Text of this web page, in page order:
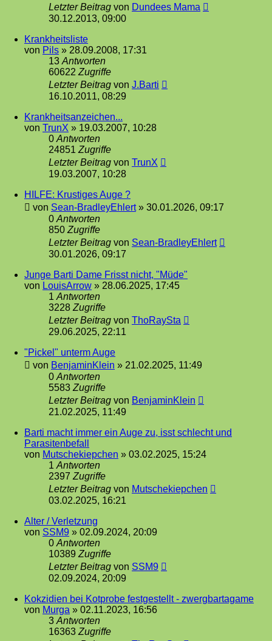
Letzter Beitrag von Dundees Mama
30.12.2013, 09:00
Krankheitsliste
von Pils » 28.09.2008, 17:31
13 Antworten
60622 Zugriffe
Letzter Beitrag von J.Barti
16.10.2011, 08:29
Krankheitsanzeichen...
von TrunX » 19.03.2007, 10:28
0 Antworten
24851 Zugriffe
Letzter Beitrag von TrunX
19.03.2007, 10:28
HILFE: Krustiges Auge ?
von Sean-BradleyEhlert» 30.01.2026, 09:17
0 Antworten
850 Zugriffe
Letzter Beitrag von Sean-BradleyEhlert
30.01.2026, 09:17
Junge Barti Dame Frisst nicht, "Müde"
von LouisArrow » 28.06.2025, 17:45
1 Antworten
3228 Zugriffe
Letzter Beitrag von ThoRaySta
29.06.2025, 22:11
"Pickel" unterm Auge
von BenjaminKlein » 21.02.2025, 11:49
0 Antworten
5583 Zugriffe
Letzter Beitrag von BenjaminKlein
21.02.2025, 11:49
Barti macht immer ein Auge zu, isst schlecht und
Parasitenbefall
von Mutschekiepchen » 03.02.2025, 15:24
1 Antworten
2397 Zugriffe
Letzter Beitrag von Mutschekiepchen
03.02.2025, 16:21
Alter / Verletzung
von SSM9 » 02.09.2024, 20:09
0 Antworten
10389 Zugriffe
Letzter Beitrag von SSM9
02.09.2024, 20:09
Kokzidien bei Kotprobe festgestellt - zwergbartagame
von Murga » 02.11.2023, 16:56
3 Antworten
16363 Zugriffe